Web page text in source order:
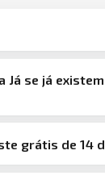
Já se já
grátis de 14